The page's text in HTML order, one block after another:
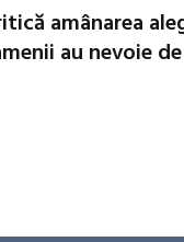
amânarea
au nevoie